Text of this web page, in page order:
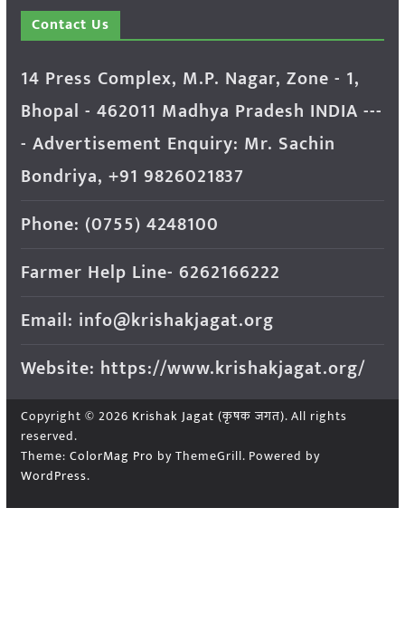
Contact Us
14 Press Complex, M.P. Nagar, Zone - 1,
Bhopal - 462011 Madhya Pradesh INDIA ---
- Advertisement Enquiry: Mr. Sachin
Bondriya, +91 9826021837
Phone: (0755) 4248100
Farmer Help Line- 6262166222
Email: info@krishakjagat.org
Website: https://www.krishakjagat.org/
Copyright © 2026 Krishak Jagat (कृषक जगत). All rights
reserved.
Theme: ColorMag Pro by ThemeGrill. Powered by
WordPress.